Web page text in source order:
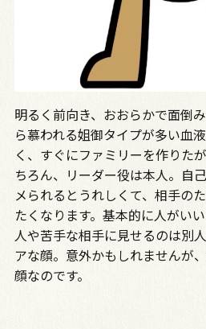
明るく前向き、おおらかで面倒
ら慕われる姐御タイプが多い血
く、すぐにファミリーを作りた
ちろん、リーダー役は本人。自
メられるとうれしくて、相手の
たくなります。基本的に人がい
人や苦手な相手に見せるのは別
アな顔。意外かもしれませんが
顔なのです。